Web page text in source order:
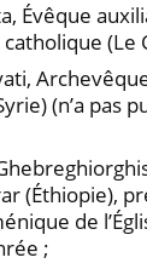
Évêque
(Le
(n’a pas
(Éthiopie),
de
;